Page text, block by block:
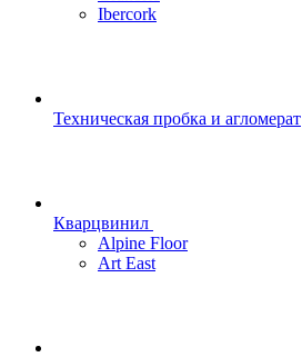
Ibercork
Техническая пробка и агломерат
Кварцвинил
Alpine Floor
Art East